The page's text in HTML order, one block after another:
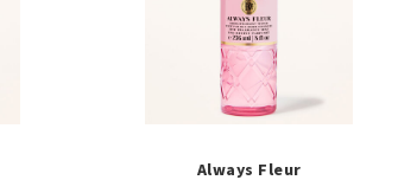
Always Fleur